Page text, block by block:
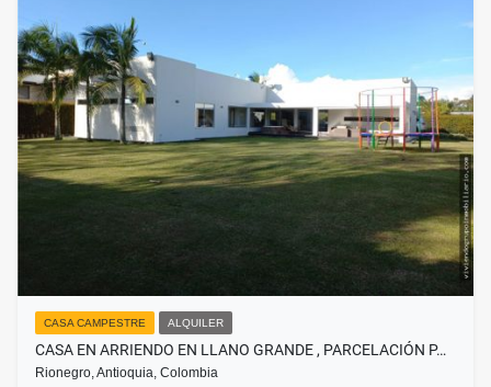
CASA CAMPESTRE ALQUILER
CASA EN ARRIENDO EN LLANO GRANDE , PARCELACIÓN P…
Rionegro, Antioquia, Colombia